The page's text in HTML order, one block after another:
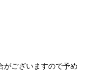
ございますので予め